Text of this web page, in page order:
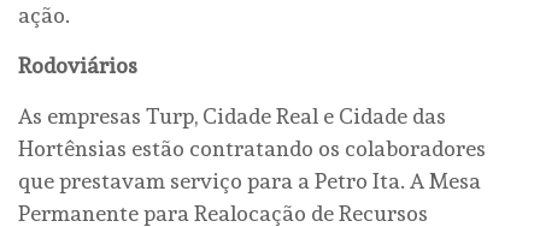
ação.
Rodoviários
As empresas Turp, Cidade Real e Cidade das
Hortênsias estão contratando os colaboradores
que prestavam serviço para a Petro Ita. A Mesa
Permanente para Realocação de Recursos